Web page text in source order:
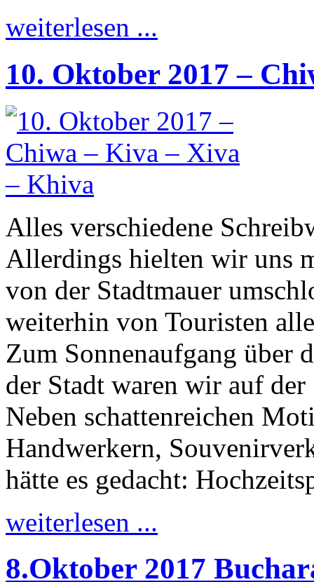
weiterlesen ...
10. Oktober 2017 –
Alles verschiedene
Allerdings hielten wir uns
von der Stadtmauer
weiterhin von Touristen
Zum Sonnenaufgang über
der Stadt waren wir auf
Neben schattenreichen
Handwerkern,
hätte es gedacht:
weiterlesen ...
8.Oktober 2017